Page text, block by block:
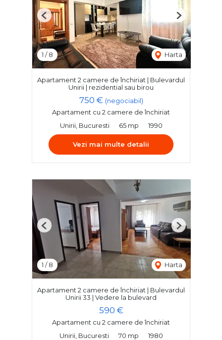
1 /8 Harta
Previous Next
Apartament 2 camere de închiriat | Bulevardul
Unirii | rezidential sau birou
750 € (negociabil)
Apartament cu 2 camere de închiriat
Unirii, Bucuresti
65 mp 1990
Vezi mai multe detalii
1 /8 Harta
Previous Next
Apartament 2 camere de închiriat | Bulevardul
Unirii 33 | Vedere la bulevard
590 €
Apartament cu 2 camere de închiriat
Unirii, Bucuresti
70 mp 1980